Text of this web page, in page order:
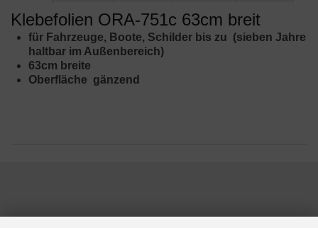
Klebefolien ORA-751c 63cm breit
für Fahrzeuge, Boote, Schilder bis zu (sieben Jahre
haltbar im Außenbereich)
63cm breite
Oberfläche gänzend